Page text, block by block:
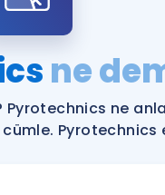
YDS
YDS
Tüm
ne
Pyrotechnics ne
Pyrotechnics